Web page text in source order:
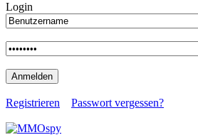
Login
Registrieren Passwort vergessen?